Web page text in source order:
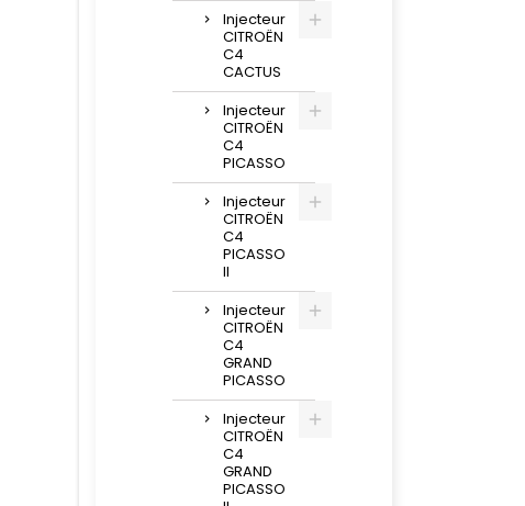
Injecteur
CITROËN
C4
CACTUS
Injecteur
CITROËN
C4
PICASSO
Injecteur
CITROËN
C4
PICASSO
II
Injecteur
CITROËN
C4
GRAND
PICASSO
Injecteur
CITROËN
C4
GRAND
PICASSO